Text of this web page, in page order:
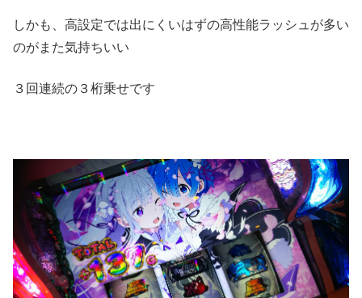
しかも、高設定では出にくいはずの高性能ラッシュが多い
のがまた気持ちいい
３回連続の３桁乗せです